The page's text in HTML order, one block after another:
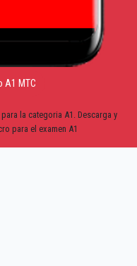
A1 MTC
la categoria A1. Descarga y
para el examen A1